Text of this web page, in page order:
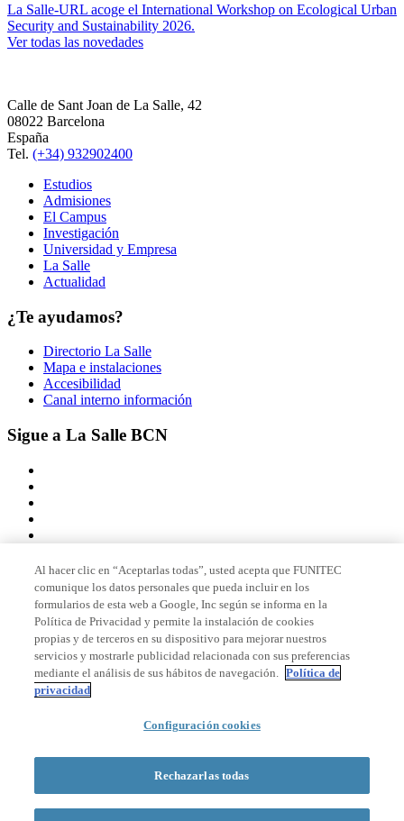
La Salle-URL acoge el International Workshop on Ecological Urban
Security and Sustainability 2026.
Ver todas las novedades
Calle de Sant Joan de La Salle, 42
08022 Barcelona
España
Tel. (+34) 932902400
Estudios
Admisiones
El Campus
Investigación
Universidad y Empresa
La Salle
Actualidad
¿Te ayudamos?
Directorio La Salle
Mapa e instalaciones
Accesibilidad
Canal interno información
Sigue a La Salle BCN
Miembro de
Acreditaciones
© 2026 La Salle Campus Barcelona - URL |
Formulario de búsqueda
Al hacer clic en “Aceptarlas todas”, usted acepta que FUNITEC
comunique los datos personales que pueda incluir en los
formularios de esta web a Google, Inc según se informa en la
Política de Privacidad y permite la instalación de cookies
propias y de terceros en su dispositivo para mejorar nuestros
servicios y mostrarle publicidad relacionada con sus preferencias
mediante el análisis de sus hábitos de navegación. Política de
privacidad
Configuración cookies
Rechazarlas todas